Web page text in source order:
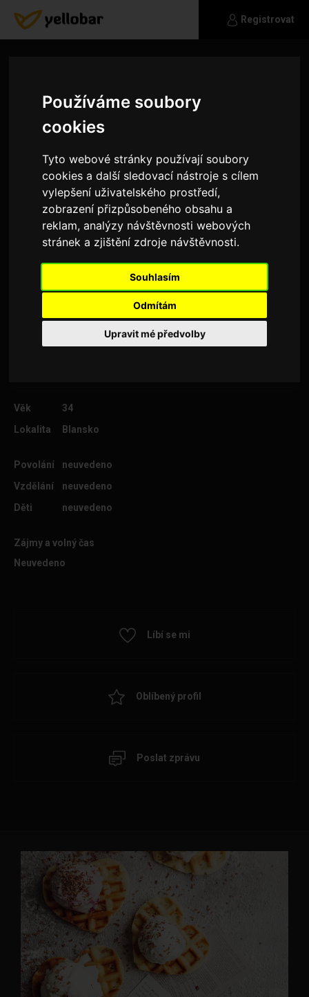
Používáme soubory
cookies
Tyto webové stránky používají soubory
cookies a další sledovací nástroje s cílem
vylepšení uživatelského prostředí,
zobrazení přizpůsobeného obsahu a
reklam, analýzy návštěvnosti webových
stránek a zjištění zdroje návštěvnosti.
Souhlasím
Odmítám
Upravit mé předvolby
Registrovat
Dalikos
Medituji, miluji čaj, přírodu a pohyb, sport Jsem
hudebník a lektor Jsem závislák na seberozvoji
hodně se teď také věnuji lucidnímu snění Jsem
Věk
34
Lokalita
Blansko
Povolání
neuvedeno
Vzdělání
neuvedeno
Děti
neuvedeno
Zájmy a volný čas
Neuvedeno
Líbí se mi
Oblíbený profil
Poslat zprávu